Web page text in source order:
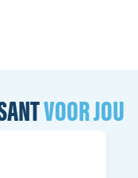
VOOR JOU